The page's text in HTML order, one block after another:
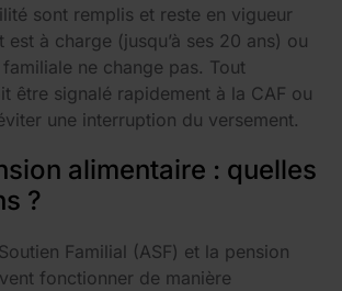
sont remplis et reste en vigueur
est à charge (jusqu’à ses 20 ans) ou
ne change pas. Tout
être signalé rapidement à la CAF ou
une interruption du versement.
alimentaire : quelles
?
Familial (ASF) et la pension
fonctionner de manière